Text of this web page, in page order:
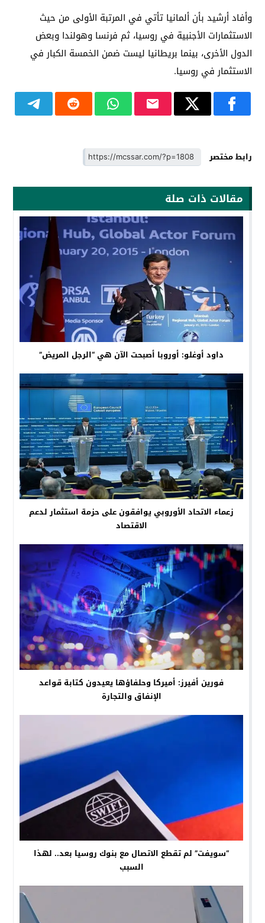
وأفاد أرشيد بأن ألمانيا تأتي في المرتبة الأولى من حيث
الاستثمارات الأجنبية في روسيا، ثم فرنسا وهولندا وبعض
الدول الأخرى، بينما بريطانيا ليست ضمن الخمسة الكبار في
الاستثمار في روسيا.
رابط مختصر
مقالات ذات صلة
داود أوغلو: أوروبا أصبحت الآن هي “الرجل المريض”
زعماء الاتحاد الأوروبي يوافقون على حزمة استثمار لدعم
الاقتصاد
فورين أفيرز: أميركا وحلفاؤها يعيدون كتابة قواعد
الإنفاق والتجارة
“سويفت” لم تقطع الاتصال مع بنوك روسيا بعد.. لهذا
السبب